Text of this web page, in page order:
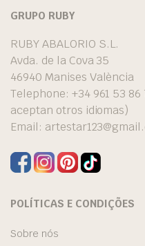
GRUPO RUBY
RUBY ABALORIO S.L.
Avda. de la Cova 35
46940 Manises València
Telephone: +34 961 53
aceptan otros idiomas)
Email:
POLÍTICAS E CONDIÇÕES
Sobre nós